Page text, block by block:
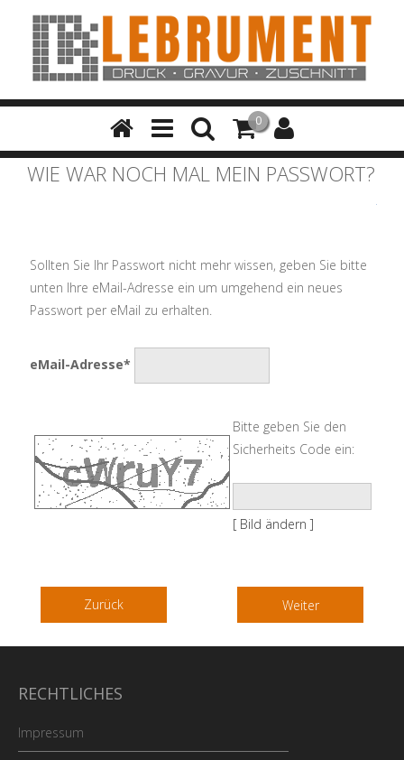
0
WIE WAR NOCH MAL MEIN PASSWORT?
Sollten Sie Ihr Passwort nicht mehr wissen, geben Sie bitte
unten Ihre eMail-Adresse ein um umgehend ein neues
Passwort per eMail zu erhalten.
eMail-Adresse*
Bitte geben Sie den
Sicherheits Code ein:
[ Bild ändern ]
Zurück
RECHTLICHES
Impressum